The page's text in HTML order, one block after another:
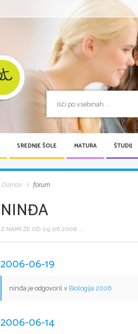
SREDNJE ŠOLE MATURA ŠTUDIJ
Domov forum
NINĐA
Z NAMI ŽE OD 09.06.2006 ...
2006-06-19
ninđa je odgovoril v Biologija 2006
2006-06-14